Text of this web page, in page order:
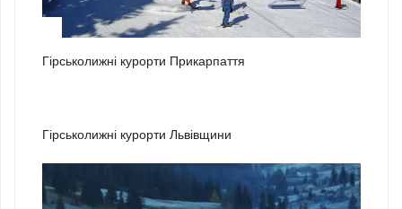
Гірськолижні курорти Прикарпаття
Гірськолижні курорти Львівщини